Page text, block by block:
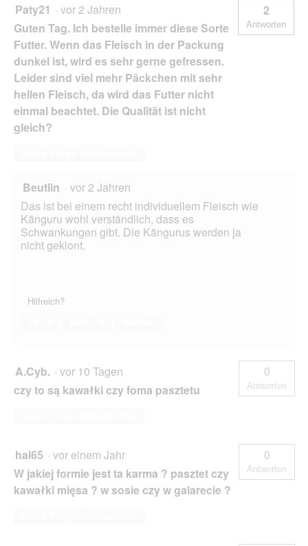
Paty21 · vor 2 Jahren
Guten Tag. Ich bestelle immer diese Sorte
Futter. Wenn das Fleisch in der Packung
dunkel ist, wird es sehr gerne gefressen.
Leider sind viel mehr Päckchen mit sehr
hellen Fleisch, da wird das Futter nicht
einmal beachtet. Die Qualität ist nicht
gleich?
2
Antworten
Beutlin · vor 2 Jahren
Das ist bei einem recht individuellem Fleisch wie
Känguru wohl verständlich, dass es
Schwankungen gibt. Die Kängurus werden ja
nicht geklont.
Hilfreich?
A.Cyb. · vor 10 Tagen
czy to są kawałki czy foma pasztetu
0
Antworten
hal65 · vor einem Jahr
W jakiej formie jest ta karma ? pasztet czy
kawałki mięsa ? w sosie czy w galarecie ?
0
Antworten